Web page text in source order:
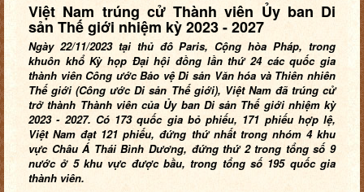
Việt Nam trúng cử Thành viên Ủy ban Di
sản Thế giới nhiệm kỳ 2023 - 2027
Ngày 22/11/2023 tại thủ đô Paris, Cộng hòa Pháp, trong
khuôn khổ Kỳ họp Đại hội đồng lần thứ 24 các quốc gia
thành viên Công ước Bảo vệ Di sản Văn hóa và Thiên nhiên
Thế giới (Công ước Di sản Thế giới), Việt Nam đã trúng cử
trở thành Thành viên của Ủy ban Di sản Thế giới nhiệm kỳ
2023-2027. Có 173 quốc gia bỏ phiếu, 171 phiếu hợp lệ,
Việt Nam đạt 121 phiếu, đứng thứ nhất trong nhóm 4 khu
vực Châu Á Thái Bình Dương, đứng thứ 2 trong tổng số 9
nước ở 5 khu vực được bầu, trong tổng số 195 quốc gia
thành viên.